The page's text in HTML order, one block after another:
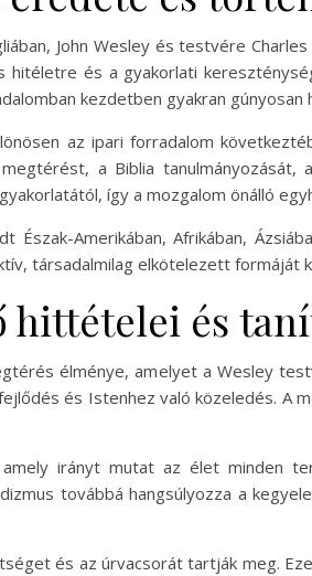
John Wesley és testvére
és a gyakorlati
kezdetben gyakran gúnyosan
az ipari forradalom
a Biblia
így a mozgalom önálló
Amerikában, Afrikában,
társadalmilag elkötelezett formáját
hittételei és
élménye, amelyet a Wesley
és Istenhez való közeledés.
irányt mutat az élet minden
továbbá hangsúlyozza a
és az úrvacsorát tartják meg.